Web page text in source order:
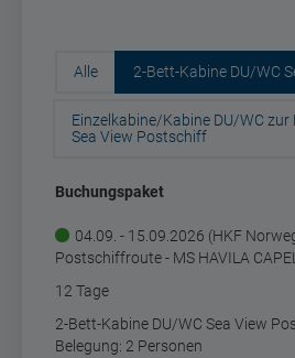
Alle 2-Bett-Kabine DU/WC
Einzelkabine/Kabine DU/WC zur
Sea View Postschiff
Buchungspaket
04.09. - 15.09.2026 (HKF
Postschiffroute - MS HAVILA
12 Tage
2-Bett-Kabine DU/WC Sea View
Belegung: 2 Personen